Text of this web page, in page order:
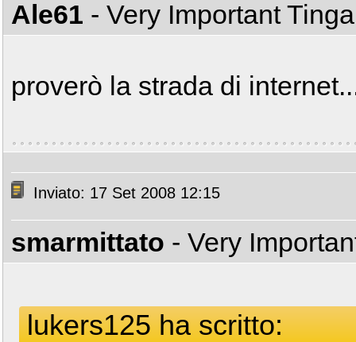
Ale61 - Very Important
proverò la strada di
Inviato: 17 Set 2008 12:15
smarmittato - Very
lukers125 ha scritto: